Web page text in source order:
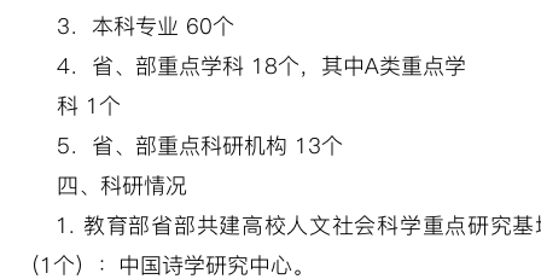
3．本科专业 60个
4．省、部重点学科 18个，其中A类重点学
科 1个
5．省、部重点科研机构 13个
四、科研情况
1.教育部省部共建高校人文社会科学重点研究基
（1个）： 中国诗学研究中心。